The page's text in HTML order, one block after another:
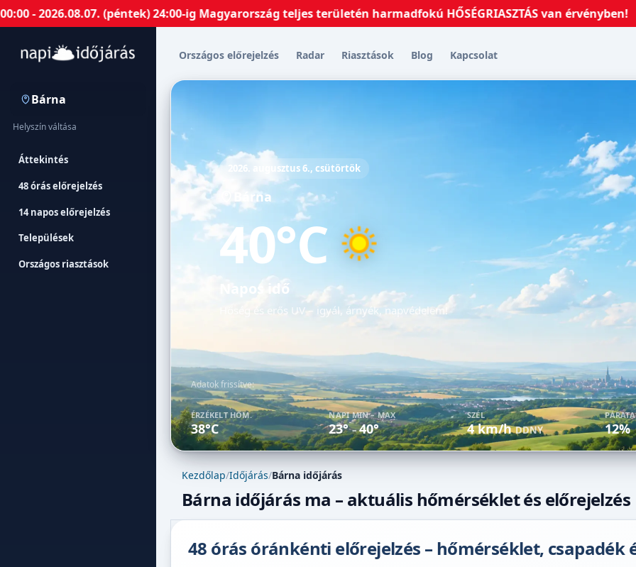
(péntek) 24:00-ig Magyarország teljes területén harmadfokú HŐSÉGRIASZTÁS van érvényben!
Bárna
Helyszín váltása
Áttekintés
48 órás előrejelzés
14 napos előrejelzés
Települések
Országos riasztások
Országos előrejelzés Radar Riasztások Blog Kapcsolat
2026. augusztus 6., csütörtök
Bárna
40°C
Napos idő
Hőség és erős UV – igyál, árnyék, napvédelem!
Adatok frissítve:
ÉRZÉKELT HŐM.
38°C
NAPI MIN – MAX
23° –40°
SZÉL
4 km/hDDNY 12%
Kezdőlap/Időjárás/Bárna időjárás
Bárna időjárás ma – aktuális hőmérséklet és előrejelzés
48 órás óránkénti előrejelzés – hőmérséklet, csapadék